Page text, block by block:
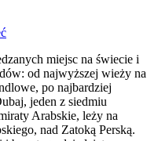
miejsc na świecie i
od najwyższej wieży na
po najbardziej
jeden z siedmiu
Arabskie, leży na
nad Zatoką Perską.